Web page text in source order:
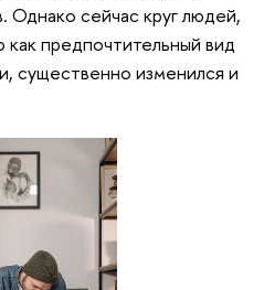
Однако сейчас круг людей,
предпочтительный вид
существенно изменился и